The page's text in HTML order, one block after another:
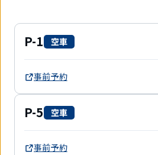
P-1 空車
事前予約
P-5 空車
事前予約